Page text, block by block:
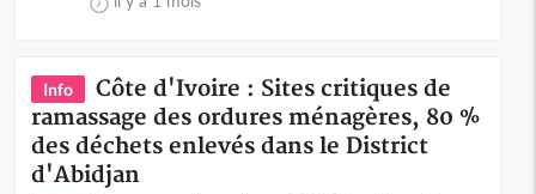
Info
Côte d'Ivoire : Sites critiques de
ramassage des ordures ménagères, 80 %
des déchets enlevés dans le District
d'Abidjan